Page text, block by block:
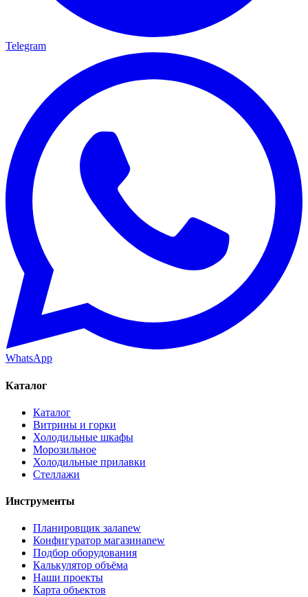
Telegram
WhatsApp
Каталог
Каталог
Витрины и горки
Холодильные шкафы
Морозильное
Холодильные прилавки
Стеллажи
Инструменты
Планировщик залаnew
Конфигуратор магазинаnew
Подбор оборудования
Калькулятор объёма
Наши проекты
Карта объектов